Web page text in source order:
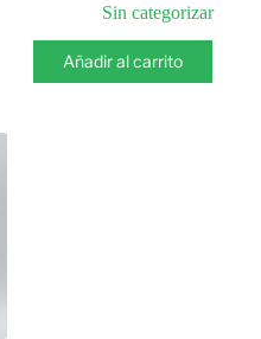
Sin categorizar
Añadir al carrito